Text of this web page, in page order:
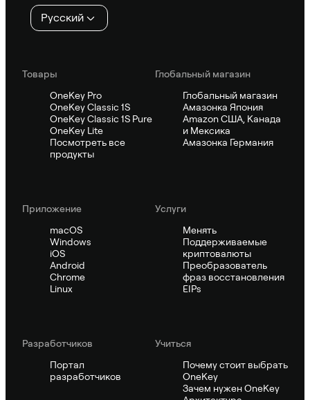
Русский
Товары
OneKey Pro
OneKey Classic 1S
OneKey Classic 1S Pure
OneKey Lite
Посмотреть все
продукты
Глобальный магазин
Глобальный магазин
Амазонка Япония
Amazon США, Канада
и Мексика
Амазонка Германия
Приложение
macOS
Windows
iOS
Android
Chrome
Linux
Услуги
Менять
Поддерживаемые
криптовалюты
Преобразователь
фраз восстановления
EIPs
Pазработчиков
Портал
разработчиков
Учиться
Почему стоит выбрать
OneKey
Зачем нужен OneKey